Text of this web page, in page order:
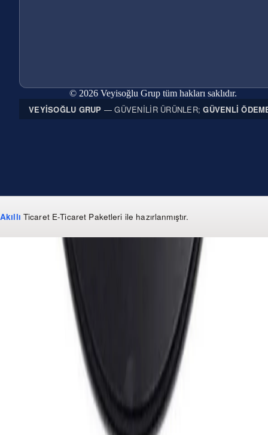
© 2026 Veyisoğlu Grup tüm hakları saklıdır.
VEYISOĞLU GRUP — GÜVENILIR ÜRÜNLER;GÜVENLI
Akıllı Ticaret E-Ticaret Paketleri ile hazırlanmıştır.